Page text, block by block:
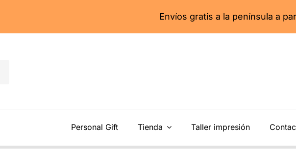
Envíos gratis a la península a partir de 55€
Personal Gift Tienda Taller impresión